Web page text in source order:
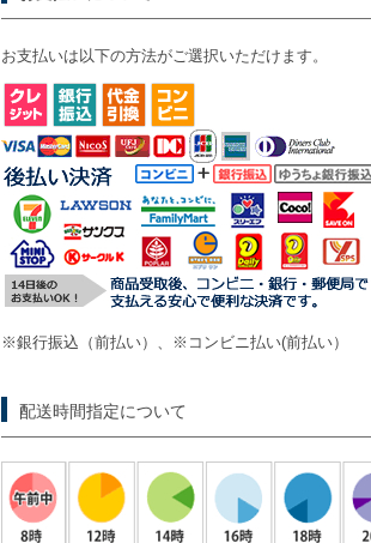
お支払いは以下の方法がご選択いただけます。
※銀行振込（前払い）、※コンビニ払い(前払い）
配送時間指定について